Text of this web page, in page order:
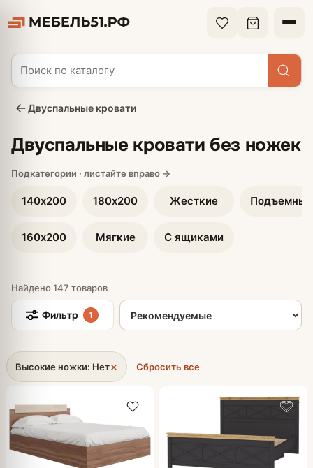
Двуспальные кровати
Двуспальные кровати без ножек
140х200
160х200
180х200
Мягкие
Жесткие
С ящиками
Подъемные
Найдено 147 товаров
Фильтр 1
Сортировка товаров
Высокие ножки: Нет× Сбросить все